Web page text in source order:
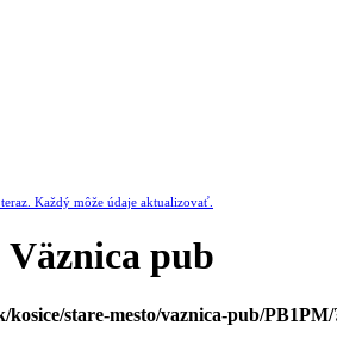
Každý môže údaje aktualizovať.
pub
stare-mesto/vaznica-pub/PB1PM/